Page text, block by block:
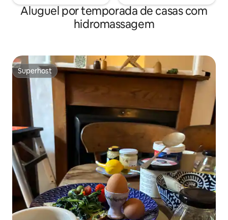
Aluguel por temporada de casas com
hidromassagem
Superhost
Superhost